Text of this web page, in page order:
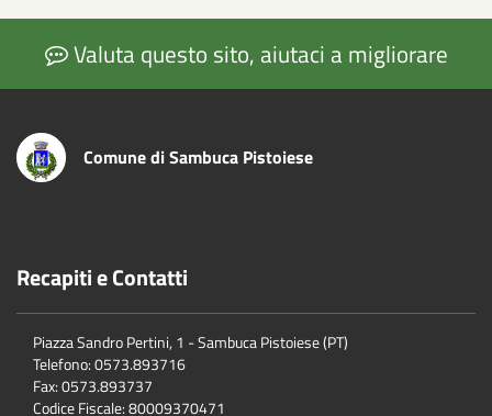
Valuta questo sito, aiutaci a migliorare
Comune di Sambuca Pistoiese
Recapiti e Contatti
Piazza Sandro Pertini, 1 - Sambuca Pistoiese (PT)
Telefono: 0573.893716
Fax: 0573.893737
Codice Fiscale: 80009370471